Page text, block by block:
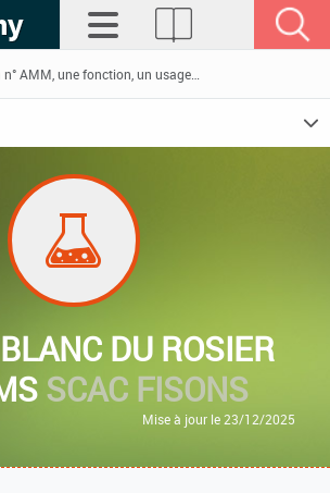
DU ROSIER
SCAC FISONS
Mise à jour le 23/12/2025